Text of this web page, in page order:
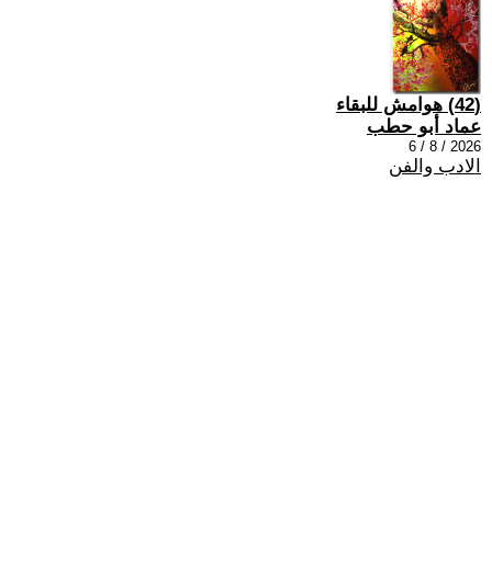
(42) هوامش للبقاء
عماد أبو حطب
2026 / 8 / 6
الادب والفن